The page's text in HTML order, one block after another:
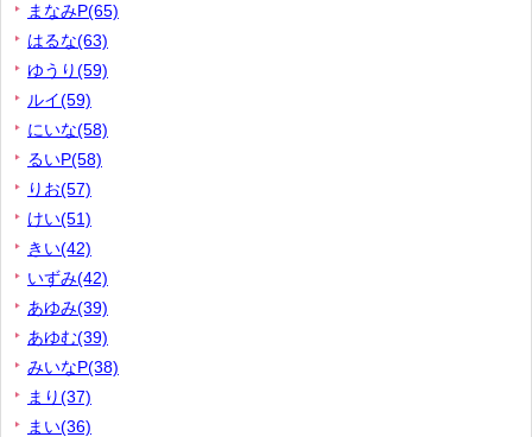
まなみP(65)
はるな(63)
ゆうり(59)
ルイ(59)
にいな(58)
るいP(58)
りお(57)
けい(51)
きい(42)
いずみ(42)
あゆみ(39)
あゆむ(39)
みいなP(38)
まり(37)
まい(36)